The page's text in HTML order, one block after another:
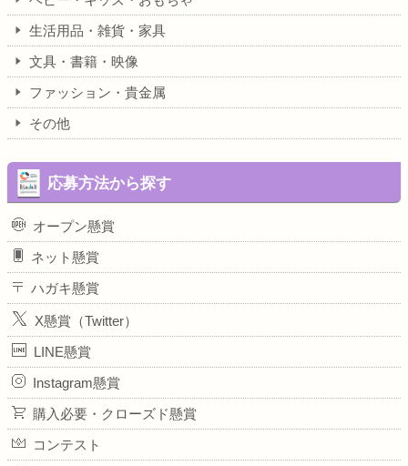
生活用品・雑貨・家具
文具・書籍・映像
ファッション・貴金属
その他
応募方法から探す
オープン懸賞
ネット懸賞
ハガキ懸賞
X懸賞（Twitter）
LINE懸賞
Instagram懸賞
購入必要・クローズド懸賞
コンテスト